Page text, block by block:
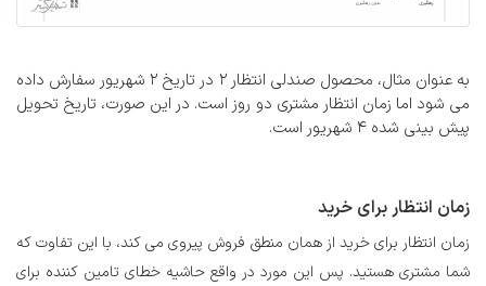
به عنوان مثال، محصول صندلی انتظار 2 در تاریخ 2 شهریور سفارش داده
می شود اما زمان انتظار مشتری دو روز است. در این صورت، تاریخ تحویل
پیش بینی شده 4 شهریور است.
زمان انتظار برای خرید
زمان انتظار برای خرید از همان منطق فروش پیروی می کند، با این تفاوت که
شما مشتری هستید. پس این مورد در واقع حاشیه خطای تامین کننده برای